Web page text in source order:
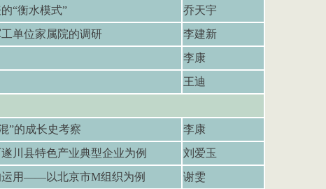
“衡水模式”
乔天宇
单位家属院的调研
李建新
李康
王迪
”的成长史考察
李康
川县特色产业典型企业为例
刘爱玉
运用——以北京市M组织为例
谢雯